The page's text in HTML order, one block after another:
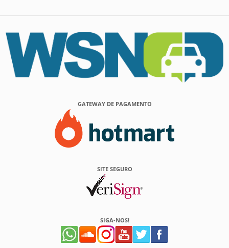
GATEWAY DE PAGAMENTO
SITE SEGURO
SIGA-NOS!